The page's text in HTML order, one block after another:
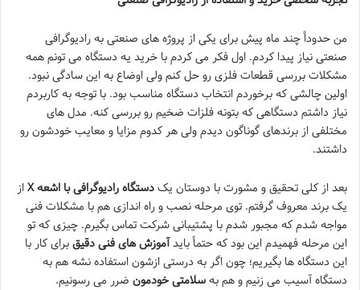
من حدوداً چند ماه پیش برای یکی از پروژه های صنعتی به رادیوگرافی
صنعتی نیاز پیدا کردم. اول فکر می کردم با خرید یه دستگاه می تونم همه
مشکلات بررسی قطعات فلزی رو حل کنم ولی اوضاع به این سادگی نبود.
اولین چالشی که برخوردم انتخاب دستگاه مناسب بود. با توجه به کاربردم
نیاز داشتم دستگاهی که بتونه فلزات ضخیم رو بررسی کنه. مدل های
مختلفی از برندهای گوناگون دیدم ولی هر کدوم مزایا و معایب خودشون رو
داشتند.
بعد از کلی تحقیق و مشورت با دوستان یکدستگاه رادیوگرافی با اشعهX از
یک برند معروف گرفتم. توی مرحله نصب و راه اندازی هم با مشکلات فنی
مواجه شدم که مجبور شدم با پشتیبانی شرکت تماس بگیرم. چیزی که تو
این مرحله فهمیدم این بود که حتماً بایدآموزش های فنی دقیقبرای کار با
این دستگاه ها بگیریم؛ چون اگر به درستی ازشون استفاده نشه هم به
دستگاه آسیب می زنیم و هم بهسلامتی خودمون ضرر می رسونیم.